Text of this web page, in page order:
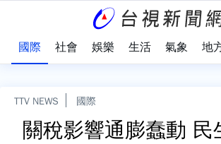
國際 社會 娛樂 生活 氣象 地
TTV NEWS 國際
關稅影響通膨蠢動 民